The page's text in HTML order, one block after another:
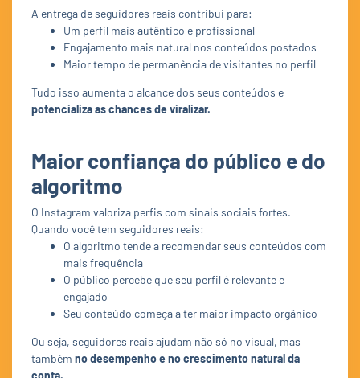
A entrega de seguidores reais contribui para:
Um perfil mais autêntico e profissional
Engajamento mais natural nos conteúdos postados
Maior tempo de permanência de visitantes no perfil
Tudo isso aumenta o alcance dos seus conteúdos e
potencializa as chances de viralizar.
Maior confiança do público e do
algoritmo
O Instagram valoriza perfis com sinais sociais fortes.
Quando você tem seguidores reais:
O algoritmo tende a recomendar seus conteúdos com
mais frequência
O público percebe que seu perfil é relevante e
engajado
Seu conteúdo começa a ter maior impacto orgânico
Ou seja, seguidores reais ajudam não só no visual, mas
também no desempenho e no crescimento natural da
conta.